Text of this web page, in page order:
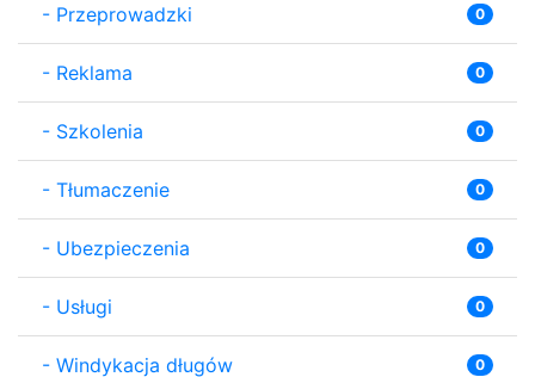
- Przeprowadzki 0
- Reklama 0
- Szkolenia 0
- Tłumaczenie 0
- Ubezpieczenia 0
- Usługi 0
- Windykacja długów 0